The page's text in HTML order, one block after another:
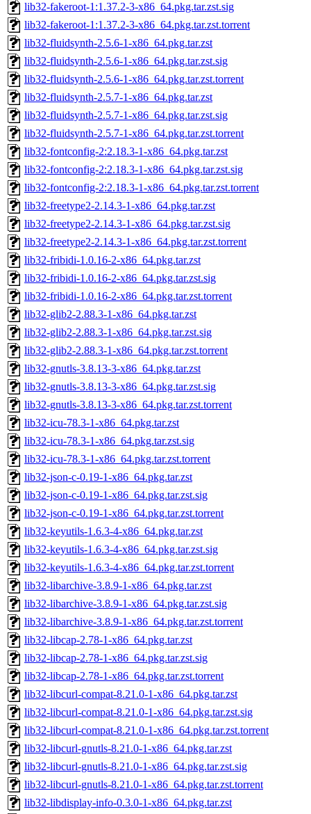
lib32-fakeroot-1:1.37.2-3-x86_64.pkg.tar.zst.sig
lib32-fakeroot-1:1.37.2-3-x86_64.pkg.tar.zst.torrent
lib32-fluidsynth-2.5.6-1-x86_64.pkg.tar.zst
lib32-fluidsynth-2.5.6-1-x86_64.pkg.tar.zst.sig
lib32-fluidsynth-2.5.6-1-x86_64.pkg.tar.zst.torrent
lib32-fluidsynth-2.5.7-1-x86_64.pkg.tar.zst
lib32-fluidsynth-2.5.7-1-x86_64.pkg.tar.zst.sig
lib32-fluidsynth-2.5.7-1-x86_64.pkg.tar.zst.torrent
lib32-fontconfig-2:2.18.3-1-x86_64.pkg.tar.zst
lib32-fontconfig-2:2.18.3-1-x86_64.pkg.tar.zst.sig
lib32-fontconfig-2:2.18.3-1-x86_64.pkg.tar.zst.torrent
lib32-freetype2-2.14.3-1-x86_64.pkg.tar.zst
lib32-freetype2-2.14.3-1-x86_64.pkg.tar.zst.sig
lib32-freetype2-2.14.3-1-x86_64.pkg.tar.zst.torrent
lib32-fribidi-1.0.16-2-x86_64.pkg.tar.zst
lib32-fribidi-1.0.16-2-x86_64.pkg.tar.zst.sig
lib32-fribidi-1.0.16-2-x86_64.pkg.tar.zst.torrent
lib32-glib2-2.88.3-1-x86_64.pkg.tar.zst
lib32-glib2-2.88.3-1-x86_64.pkg.tar.zst.sig
lib32-glib2-2.88.3-1-x86_64.pkg.tar.zst.torrent
lib32-gnutls-3.8.13-3-x86_64.pkg.tar.zst
lib32-gnutls-3.8.13-3-x86_64.pkg.tar.zst.sig
lib32-gnutls-3.8.13-3-x86_64.pkg.tar.zst.torrent
lib32-icu-78.3-1-x86_64.pkg.tar.zst
lib32-icu-78.3-1-x86_64.pkg.tar.zst.sig
lib32-icu-78.3-1-x86_64.pkg.tar.zst.torrent
lib32-json-c-0.19-1-x86_64.pkg.tar.zst
lib32-json-c-0.19-1-x86_64.pkg.tar.zst.sig
lib32-json-c-0.19-1-x86_64.pkg.tar.zst.torrent
lib32-keyutils-1.6.3-4-x86_64.pkg.tar.zst
lib32-keyutils-1.6.3-4-x86_64.pkg.tar.zst.sig
lib32-keyutils-1.6.3-4-x86_64.pkg.tar.zst.torrent
lib32-libarchive-3.8.9-1-x86_64.pkg.tar.zst
lib32-libarchive-3.8.9-1-x86_64.pkg.tar.zst.sig
lib32-libarchive-3.8.9-1-x86_64.pkg.tar.zst.torrent
lib32-libcap-2.78-1-x86_64.pkg.tar.zst
lib32-libcap-2.78-1-x86_64.pkg.tar.zst.sig
lib32-libcap-2.78-1-x86_64.pkg.tar.zst.torrent
lib32-libcurl-compat-8.21.0-1-x86_64.pkg.tar.zst
lib32-libcurl-compat-8.21.0-1-x86_64.pkg.tar.zst.sig
lib32-libcurl-compat-8.21.0-1-x86_64.pkg.tar.zst.torrent
lib32-libcurl-gnutls-8.21.0-1-x86_64.pkg.tar.zst
lib32-libcurl-gnutls-8.21.0-1-x86_64.pkg.tar.zst.sig
lib32-libcurl-gnutls-8.21.0-1-x86_64.pkg.tar.zst.torrent
lib32-libdisplay-info-0.3.0-1-x86_64.pkg.tar.zst